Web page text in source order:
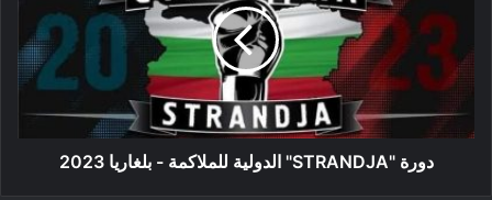
للملاكمة
بلغاريا
2023
دورة "STRANDJA" الدولية للملاكمة - بلغاريا 2023